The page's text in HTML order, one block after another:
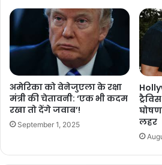
अमेरिका को वेनेजुएला के रक्षा
मंत्री की चेतावनी: ‘एक भी कदम
रखा तो देंगे जवाब’!
September 1, 2025
लहर